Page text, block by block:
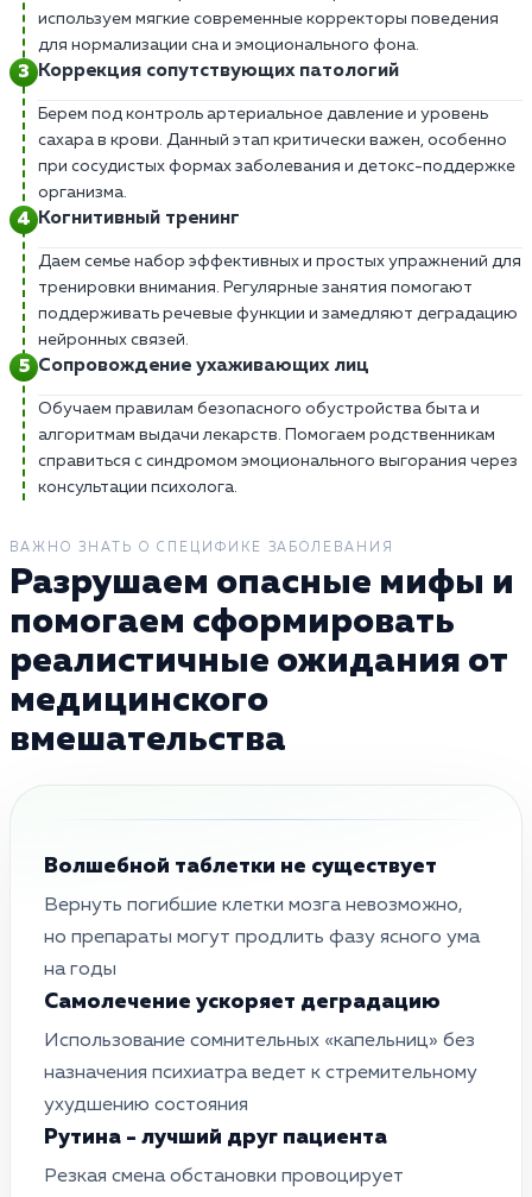
используем мягкие современные корректоры поведения
для нормализации сна и эмоционального фона.
Коррекция сопутствующих патологий
Берем под контроль артериальное давление и уровень
сахара в крови. Данный этап критически важен, особенно
при сосудистых формах заболевания и детокс-поддержке
организма.
Когнитивный тренинг
Даем семье набор эффективных и простых упражнений для
тренировки внимания. Регулярные занятия помогают
поддерживать речевые функции и замедляют деградацию
нейронных связей.
Сопровождение ухаживающих лиц
Обучаем правилам безопасного обустройства быта и
алгоритмам выдачи лекарств. Помогаем родственникам
справиться с синдромом эмоционального выгорания через
консультации психолога.
ВАЖНО ЗНАТЬ О СПЕЦИФИКЕ ЗАБОЛЕВАНИЯ
Разрушаем опасные мифы и
помогаем сформировать
реалистичные ожидания от
медицинского
вмешательства
Волшебной таблетки не существует
Вернуть погибшие клетки мозга невозможно,
но препараты могут продлить фазу ясного ума
на годы
Самолечение ускоряет деградацию
Использование сомнительных «капельниц» без
назначения психиатра ведет к стремительному
ухудшению состояния
Рутина - лучший друг пациента
Резкая смена обстановки провоцирует